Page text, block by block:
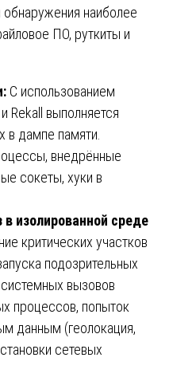
наиболее
ПО, руткиты и
С использованием
Rekall выполняется
в дампе памяти.
внедрённые
сокеты, хуки в
изолированной среде
критических участков
подозрительных
вызовов
процессов, попыток
данным (геолокация,
сетевых